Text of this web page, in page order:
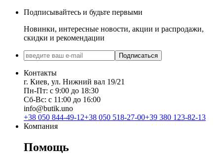
Подписывайтесь и будьте первыми
Новинки, интересные новости, акции и распродажи,
скидки и рекомендации
Подписаться
Контакты
г. Киев, ул. Нижний вал 19/21
Пн-Пт: с 9:00 до 18:30
Сб-Вс: с 11:00 до 16:00
info@butik.uno
+38 050 844-49-12+38 050 518-27-00+39 380 123-82-13
Компания
Помощь